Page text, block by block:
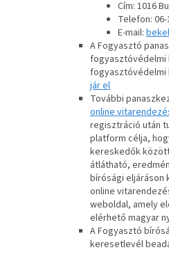
Cím: 1016
Telefon: 06-
E-mail:
A Fogyasztó
fogyasztóvédelmi
fogyasztóvédelmi
jár el
További
online
regisztráció után
platform célja,
kereskedők
átlátható,
bírósági eljáráson
online
weboldal, amely
elérhető magyar
A Fogyasztó
keresetlevél